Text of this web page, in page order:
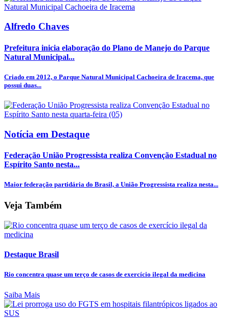
Alfredo Chaves
Prefeitura inicia elaboração do Plano de Manejo do Parque
Natural Municipal...
Criado em 2012, o Parque Natural Municipal Cachoeira de Iracema, que
possui duas...
Notícia em Destaque
Federação União Progressista realiza Convenção Estadual no
Espírito Santo nesta...
Maior federação partidária do Brasil, a União Progressista realiza nesta...
Veja Também
Destaque Brasil
Rio concentra quase um terço de casos de exercício ilegal da medicina
Saiba Mais